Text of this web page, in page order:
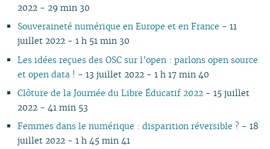
02
01
2022 - 29 min 30
Souveraineté numérique en Europe et en France - 11
juillet 2022 - 1 h 51 min 30
Les idées reçues des OSC sur l’open : parlons open source
et open data ! - 13 juillet 2022 - 1 h 17 min 40
Clôture de la Journée du Libre Éducatif 2022 - 15 juillet
2022 - 41 min 53
Femmes dans le numérique : disparition réversible ? - 18
juillet 2022 - 1 h 45 min 41